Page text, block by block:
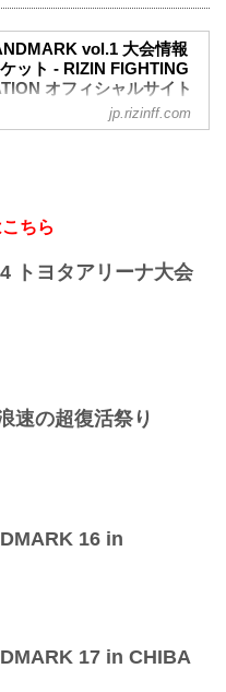
RIZIN.30
日（日）12:30開場 / 14:00開
間
イベント進行によって終了
さい。
線・JR上野東京ライン（宇都
vol.1 大会情報
ット - RIZIN FIGHTING
オフィシャルサイト
予定です。決定次第RIZIN
ワンマッチ／朝倉未来 vs. 萩
jp.rizinff.com
ちら
トヨタアリーナ大会
速の超復活祭り
16 in
17 in CHIBA